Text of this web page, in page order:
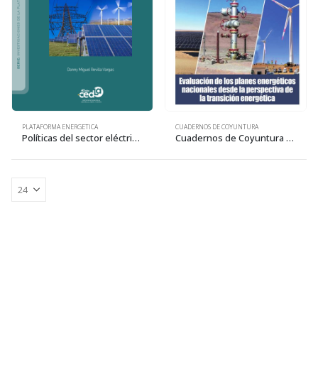
PLATAFORMA ENERGETICA
Políticas del sector eléctrico para la transición energética
CUADERNOS DE COYUNTURA
Cuadernos de Coyuntura 31: Evaluación de los planes energéticos nacionales desde la perspectiva de la transición energética